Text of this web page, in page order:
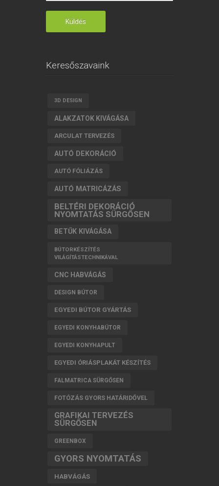
Keresőszavaink
3D DESIGN
ALAKZATOK KIVÁGÁSA
ARCULAT TERVEZÉS
AUTÓ DEKORÁCIÓ
AUTÓ FÓLIÁZÁS
AUTÓ MATRICÁZÁS
BELTÉRI DEKORÁCIÓ
NYOMTATÁS SÜRGŐSEN
BETŰK KIVÁGÁSA
BÚTORKÉSZÍTÉS
VILÁGÍTÁSTECHNIKÁVAL
CNC HABVÁGÁS
DESIGN BÚTOR
EGYEDI BÚTOR GYÁRTÁS
EGYEDI KONYHABÚTOR
EGYEDI KONYHAPULT
EGYEDI ÓRIÁSPLAKÁT KÉSZÍTÉS
FALMATRICA SÜRGŐSEN
FOTÓZÁS GYORS HATÁRIDŐVEL
GRAFIKAI TERVEZÉS
SÜRGŐSEN
GREENBOX
GYORS NYOMTATÁS
HABVÁGÁS